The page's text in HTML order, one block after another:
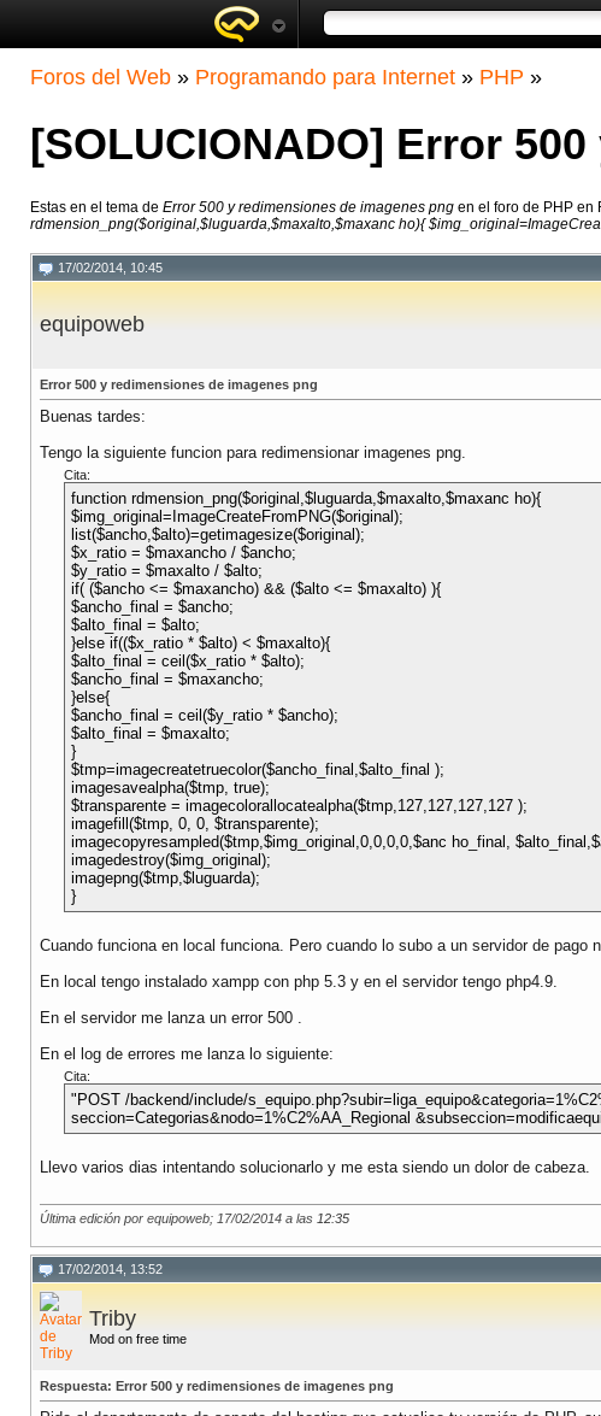
Foros del Web » Programando para Internet » PHP »
[SOLUCIONADO] Error
Estas en el tema de Error 500 y redimensiones de imagenes png en el foro de PHP en
rdmension_png($original,$luguarda,$maxalto,$maxanc ho){
17/02/2014, 10:45
equipoweb
Error 500 y redimensiones de imagenes png
Buenas tardes:
Tengo la siguiente funcion para redimensionar imagenes png.
Cita:
function rdmension_png($original,$luguarda,$maxalto,$maxanc ho){
$img_original=ImageCreateFromPNG($original);
list($ancho,$alto)=getimagesize($original);
$x_ratio = $maxancho / $ancho;
$y_ratio = $maxalto / $alto;
if( ($ancho <= $maxancho) && ($alto <= $maxalto) ){
$ancho_final = $ancho;
$alto_final = $alto;
}else if(($x_ratio * $alto) < $maxalto){
$alto_final = ceil($x_ratio * $alto);
$ancho_final = $maxancho;
}else{
$ancho_final = ceil($y_ratio * $ancho);
$alto_final = $maxalto;
}
$tmp=imagecreatetruecolor($ancho_final,$alto_final );
imagesavealpha($tmp, true);
$transparente = imagecolorallocatealpha($tmp,127,127,127,127 );
imagefill($tmp, 0, 0, $transparente);
imagecopyresampled($tmp,$img_original,0,0,0,0,$anc ho_final,
imagedestroy($img_original);
imagepng($tmp,$luguarda);
}
Cuando funciona en local funciona. Pero cuando lo subo a un servidor de pago
En local tengo instalado xampp con php 5.3 y en el servidor tengo php4.9.
En el servidor me lanza un error 500 .
En el log de errores me lanza lo siguiente:
Cita:
"POST /backend/include/
seccion=Categorias&nodo=1%C2%AA_Regional
Llevo varios dias intentando solucionarlo y me esta siendo un dolor de cabeza.
Última edición por equipoweb; 17/02/2014 a las 12:35
17/02/2014, 13:52
Triby
Mod on free time
Respuesta: Error 500 y redimensiones de imagenes png